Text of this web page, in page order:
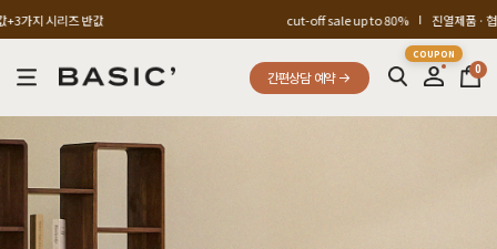
cut-off sale up to 80% 진열제품 · 협찬제품 전시품할인
간편상담 예약
0